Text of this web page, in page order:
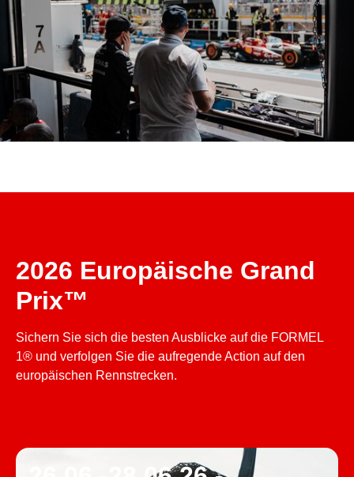
2026 Europäische Grand
Prix™
Sichern Sie sich die besten Ausblicke auf die FORMEL
1® und verfolgen Sie die aufregende Action auf den
europäischen Rennstrecken.